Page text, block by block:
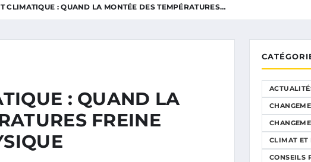
CLIMATIQUE : QUAND LA MONTÉE DES TEMPÉRATURES…
: QUAND LA
FREINE
CLIMAT ET
CONSEILS